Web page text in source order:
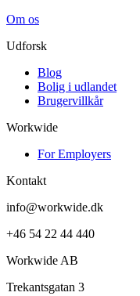
Om os
Udforsk
Blog
Bolig i udlandet
Brugervillkår
Workwide
For Employers
Kontakt
info@workwide.dk
+46 54 22 44 440
Workwide AB
Trekantsgatan 3